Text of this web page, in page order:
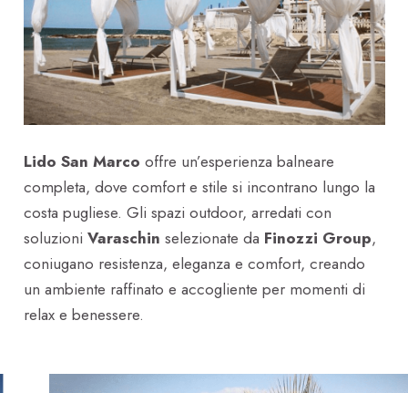
Lido San Marco offre un’esperienza balneare
completa, dove comfort e stile si incontrano lungo la
costa pugliese. Gli spazi outdoor, arredati con
soluzioni Varaschin selezionate da Finozzi Group,
coniugano resistenza, eleganza e comfort, creando
un ambiente raffinato e accogliente per momenti di
relax e benessere.